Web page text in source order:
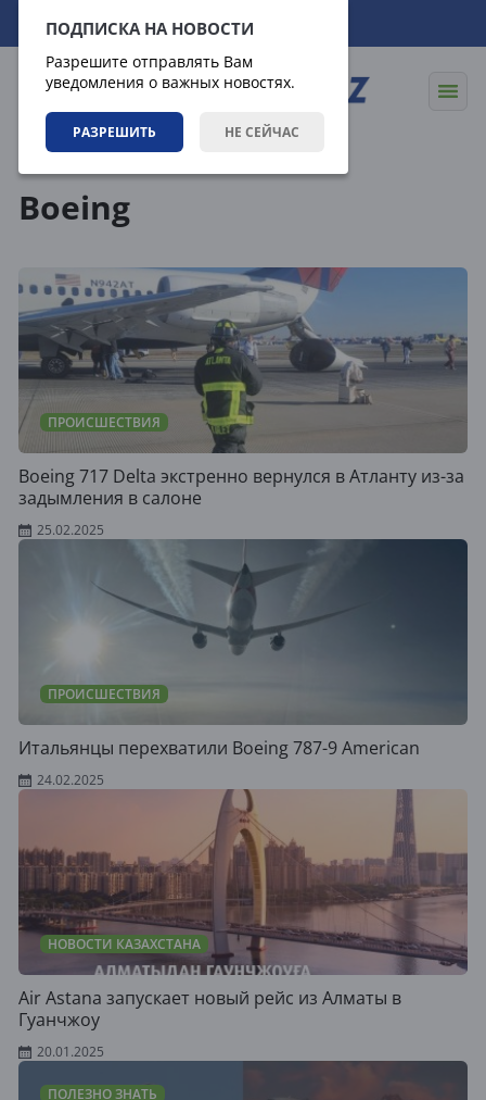
ПОДПИСКА НА НОВОСТИ
Разрешите отправлять Вам
уведомления о важных новостях.
РАЗРЕШИТЬ НЕ СЕЙЧАС
06.08.2026 09:49:22
Boeing
ПРОИСШЕСТВИЯ
Boeing 717 Delta экстренно вернулся в Атланту из-за
задымления в салоне
25.02.2025
ПРОИСШЕСТВИЯ
Итальянцы перехватили Boeing 787-9 American
24.02.2025
НОВОСТИ КАЗАХСТАНА
Air Astana запускает новый рейс из Алматы в
Гуанчжоу
20.01.2025
ПОЛЕЗНО ЗНАТЬ